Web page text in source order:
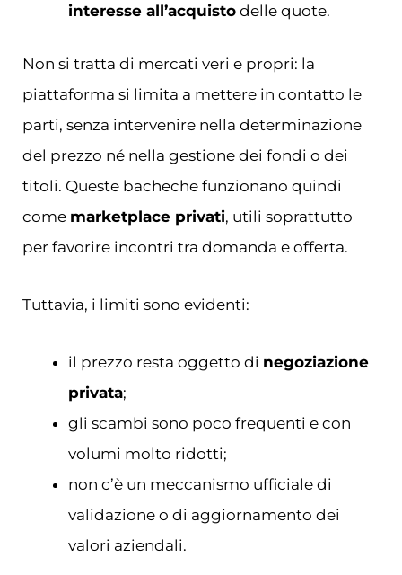
interesse all’acquisto delle quote.
Non si tratta di mercati veri e propri: la
piattaforma si limita a mettere in contatto le
parti, senza intervenire nella determinazione
del prezzo né nella gestione dei fondi o dei
titoli. Queste bacheche funzionano quindi
come marketplace privati, utili soprattutto
per favorire incontri tra domanda e offerta.
Tuttavia, i limiti sono evidenti:
il prezzo resta oggetto di negoziazione
privata;
gli scambi sono poco frequenti e con
volumi molto ridotti;
non c’è un meccanismo ufficiale di
validazione o di aggiornamento dei
valori aziendali.